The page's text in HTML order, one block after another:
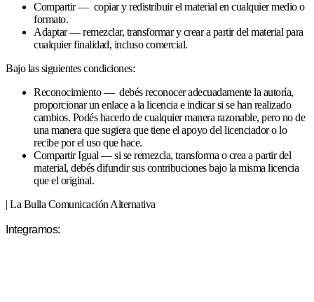
Compartir — copiar y redistribuir el material en cualquier medio o
formato.
Adaptar — remezclar, transformar y crear a partir del material para
cualquier finalidad, incluso comercial.
Bajo las siguientes condiciones:
Reconocimiento — debés reconocer adecuadamente la autoría,
proporcionar un enlace a la licencia e indicar si se han realizado
cambios. Podés hacerlo de cualquier manera razonable, pero no de
una manera que sugiera que tiene el apoyo del licenciador o lo
recibe por el uso que hace.
Compartir Igual — si se remezcla, transforma o crea a partir del
material, debés difundir sus contribuciones bajo la misma licencia
que el original.
| La Bulla Comunicación Alternativa
Integramos: